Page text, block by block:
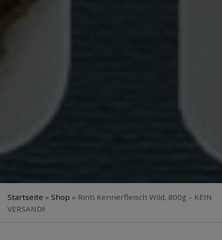
Startseite » Shop » Rinti Kennerfleisch Wild, 800g – KEIN
VERSAND!!